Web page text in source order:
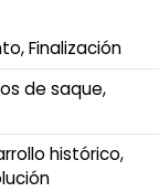
Finalización
de saque,
histórico,